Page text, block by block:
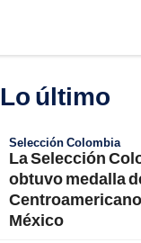
Lo último
Selección Colombia
La Selección
obtuvo medalla
México